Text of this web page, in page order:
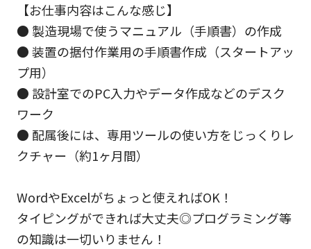
【お仕事内容はこんな感じ】
● 製造現場で使うマニュアル（手順書）の作成
● 装置の据付作業用の手順書作成（スタートアッ
プ用）
● 設計室でのPC入力やデータ作成などのデスク
ワーク
● 配属後には、専用ツールの使い方をじっくりレ
クチャー（約1ヶ月間）
WordやExcelがちょっと使えればOK！
タイピングができれば大丈夫◎プログラミング等
の知識は一切いりません！